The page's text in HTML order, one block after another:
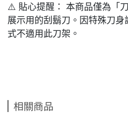
⚠️ 貼心提醒： 本商品僅為「
展示用的刮鬍刀。因特殊刀身
式不適用此刀架。
相關商品